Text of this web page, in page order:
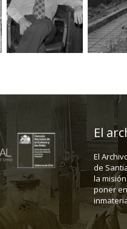
El
El
de
la
poner